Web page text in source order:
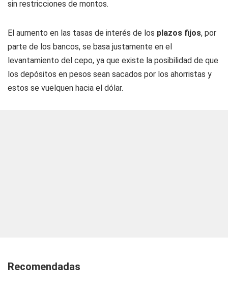
sin restricciones de montos.
El aumento en las tasas de interés de los plazos fijos, por
parte de los bancos, se basa justamente en el
levantamiento del cepo, ya que existe la posibilidad de que
los depósitos en pesos sean sacados por los ahorristas y
estos se vuelquen hacia el dólar.
Recomendadas